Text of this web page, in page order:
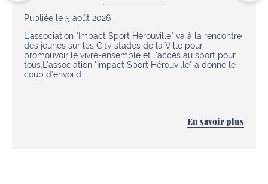
Publiée le 5 août 2026
L'association "Impact Sport Hérouville" va à la rencontre
des jeunes sur les City stades de la Ville pour
promouvoir le vivre-ensemble et l'accès au sport pour
tous.L’association "Impact Sport Hérouville" a donné le
coup d’envoi d…
En savoir plus